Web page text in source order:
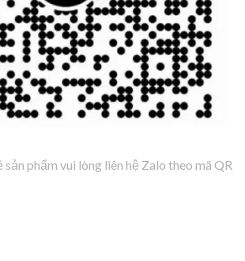
phẩm vui lòng liên hệ Zalo theo mã QR